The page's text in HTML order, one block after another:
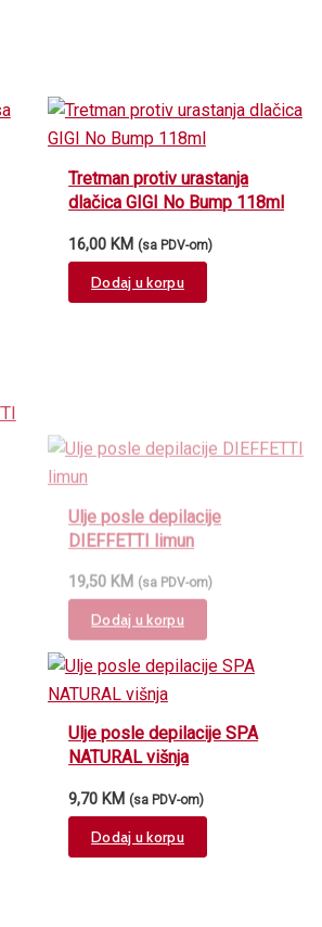
Tretman protiv urastanja
dlačica GIGI No Bump 118ml
16,00 KM (sa PDV-om)
Dodaj u korpu
Ulje posle depilacije
DIEFFETTI limun
19,50KM (sa PDV-om)
Ulje posle depilacije SPA
NATURAL višnja
9,70 KM (sa PDV-om)
Dodaj u korpu